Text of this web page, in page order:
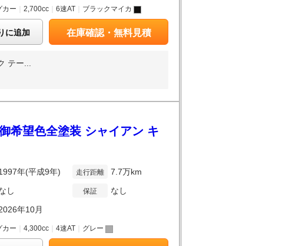
カー 2,700cc 6速AT ブラックマイカ
に追加 在庫確認・無料見積
テー...
希望色全塗装 シャイアン キ
年(平成9年)
し
年10月
走行距離 7.7万km
保証 なし
カー 4,300cc 4速AT グレー